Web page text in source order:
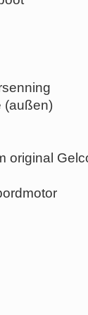
(außen)
original